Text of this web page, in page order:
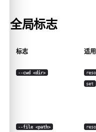
全局标志
标志 适
--cwd <dir>
set
--file <path>